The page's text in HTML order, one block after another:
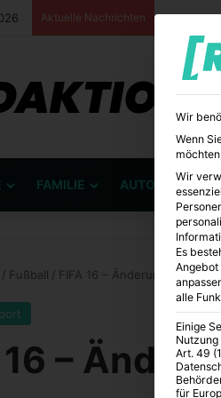
Aktuelle Nachrichten
FAMILIE AUTO
/ Fußball / FIFA 16 – Änderungen und
16 –
Wir
Wenn
Wir
Es
Angebot
alle
Einige
Art. 49
für